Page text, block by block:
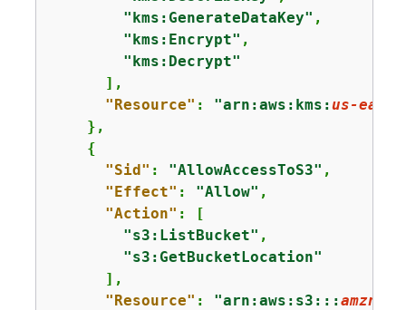
"kms:GenerateDataKey" ,
"kms:Encrypt" ,
"kms:Decrypt"
      ],
"Resource" : "arn:aws:kms:us-east-
    },
{
"Sid" : "AllowAccessToS3" ,
"Effect" : "Allow" ,
"Action" : [
"s3:ListBucket" ,
"s3:GetBucketLocation"
      ],
"Resource" : "arn:aws:s3:::amzn-